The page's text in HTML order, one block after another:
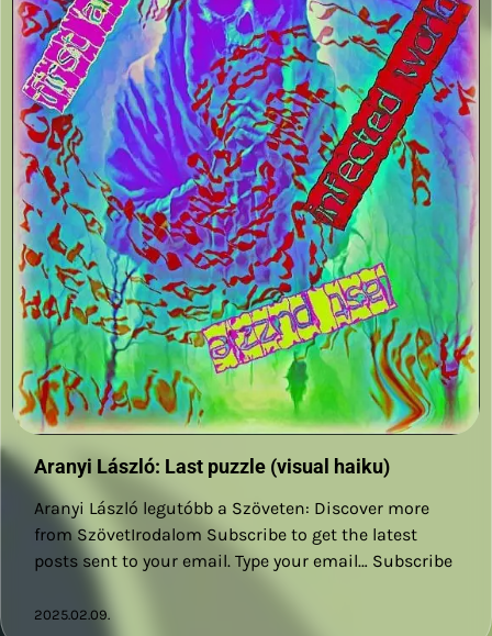
Aranyi László: Last puzzle (visual haiku)
Aranyi László legutóbb a Szöveten: Discover more
from SzövetIrodalom Subscribe to get the latest
posts sent to your email. Type your email… Subscribe
2025.02.09.